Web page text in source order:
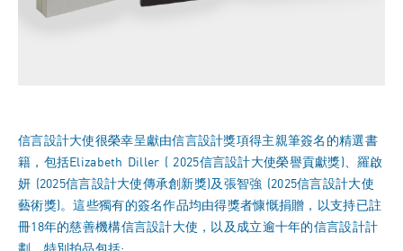
信言設計大使很榮幸呈獻由信言設計獎項得主親筆簽名的精選書
籍，包括Elizabeth Diller ( 2025信言設計大使榮譽貢獻獎)、羅啟
妍 (2025信言設計大使傳承創新獎)及張智強 (2025信言設計大使
藝術獎)。這些獨有的簽名作品均由得獎者慷慨捐贈，以支持已註
冊18年的慈善機構信言設計大使，以及成立逾十年的信言設計計